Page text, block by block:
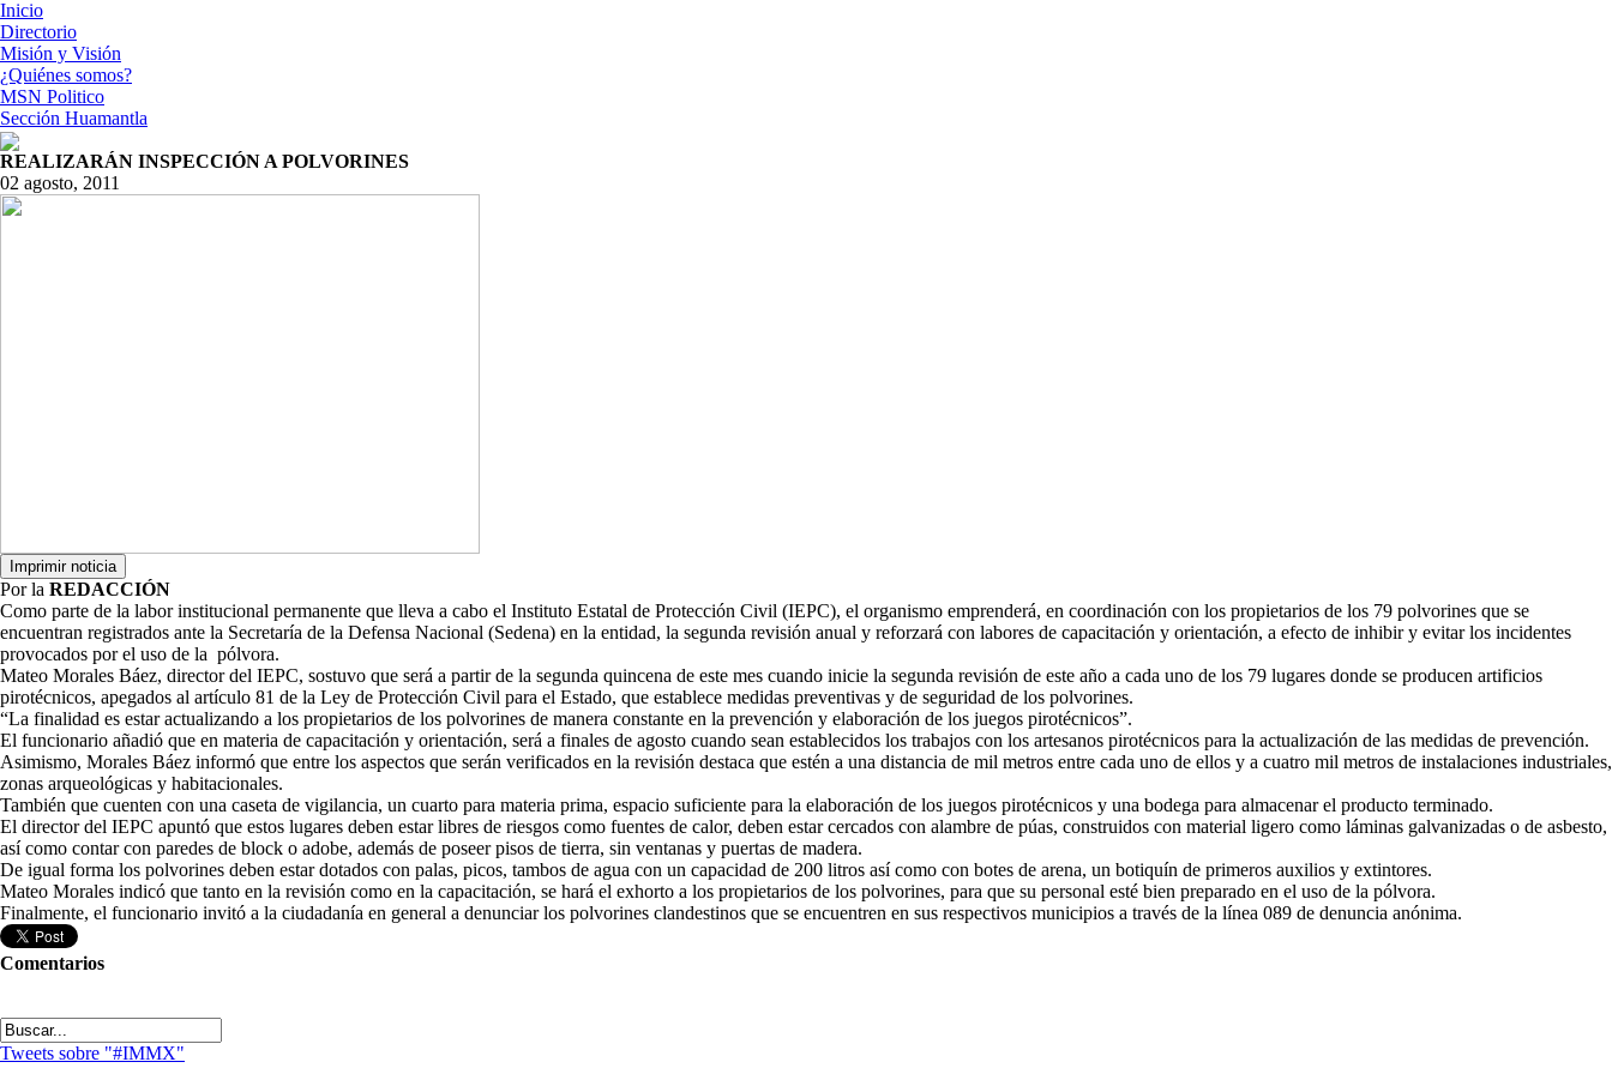
Inicio
Directorio
Misión y Visión
¿Quiénes somos?
MSN Politico
Sección Huamantla
REALIZARÁN INSPECCIÓN A POLVORINES
02 agosto, 2011
Por la REDACCIÓN
Como parte de la labor institucional permanente que lleva a cabo el Instituto Estatal de Protección Civil (IEPC), el organismo emprenderá, en coordinación con los propietarios de los 79 polvorines que se
encuentran registrados ante la Secretaría de la Defensa Nacional (Sedena) en la entidad, la segunda revisión anual y reforzará con labores de capacitación y orientación, a efecto de inhibir y evitar los incidentes
provocados por el uso de la pólvora.
Mateo Morales Báez, director del IEPC, sostuvo que será a partir de la segunda quincena de este mes cuando inicie la segunda revisión de este año a cada uno de los 79 lugares donde se producen artificios
pirotécnicos, apegados al artículo 81 de la Ley de Protección Civil para el Estado, que establece medidas preventivas y de seguridad de los polvorines.
“La finalidad es estar actualizando a los propietarios de los polvorines de manera constante en la prevención y elaboración de los juegos pirotécnicos”.
El funcionario añadió que en materia de capacitación y orientación, será a finales de agosto cuando sean establecidos los trabajos con los artesanos pirotécnicos para la actualización de las medidas de prevención.
Asimismo, Morales Báez informó que entre los aspectos que serán verificados en la revisión destaca que estén a una distancia de mil metros entre cada uno de ellos y a cuatro mil metros de instalaciones industriales,
zonas arqueológicas y habitacionales.
También que cuenten con una caseta de vigilancia, un cuarto para materia prima, espacio suficiente para la elaboración de los juegos pirotécnicos y una bodega para almacenar el producto terminado.
El director del IEPC apuntó que estos lugares deben estar libres de riesgos como fuentes de calor, deben estar cercados con alambre de púas, construidos con material ligero como láminas galvanizadas o de asbesto,
así como contar con paredes de block o adobe, además de poseer pisos de tierra, sin ventanas y puertas de madera.
De igual forma los polvorines deben estar dotados con palas, picos, tambos de agua con un capacidad de 200 litros así como con botes de arena, un botiquín de primeros auxilios y extintores.
Mateo Morales indicó que tanto en la revisión como en la capacitación, se hará el exhorto a los propietarios de los polvorines, para que su personal esté bien preparado en el uso de la pólvora.
Finalmente, el funcionario invitó a la ciudadanía en general a denunciar los polvorines clandestinos que se encuentren en sus respectivos municipios a través de la línea 089 de denuncia anónima.
Comentarios
Tweets sobre "#IMMX"